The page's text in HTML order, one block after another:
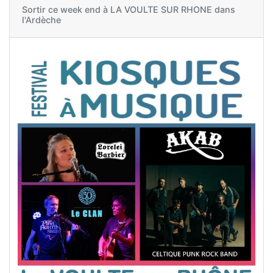
Sortir ce week end à LA VOULTE SUR RHONE dans
l'Ardèche